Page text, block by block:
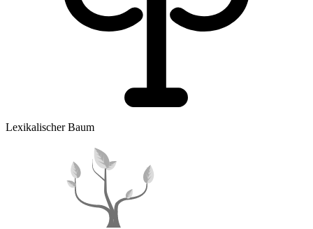
Lexikalischer Baum